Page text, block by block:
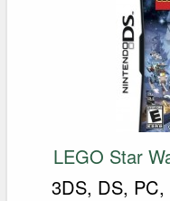
LEGO Star
3DS, DS, PC,